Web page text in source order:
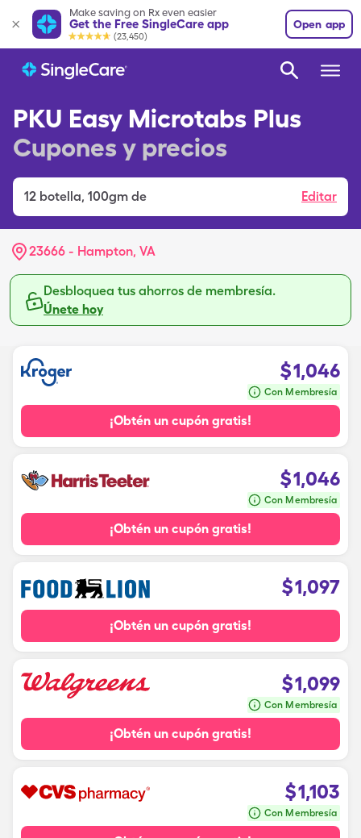
Make saving on Rx even easier
Get the Free SingleCare app
(23,450)
Open app
PKU Easy Microtabs Plus
Cupones y precios
12 botella, 100gm de Editar
23666 - Hampton, VA
Desbloquea tus ahorros de membresía.
Únete hoy
$1,046
Con Membresía
¡Obtén un cupón gratis!
$1,046
Con Membresía
¡Obtén un cupón gratis!
$1,097
¡Obtén un cupón gratis!
$1,099
Con Membresía
¡Obtén un cupón gratis!
$1,103
Con Membresía